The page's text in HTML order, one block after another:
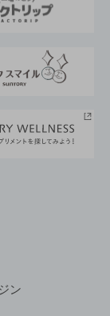
営
ン